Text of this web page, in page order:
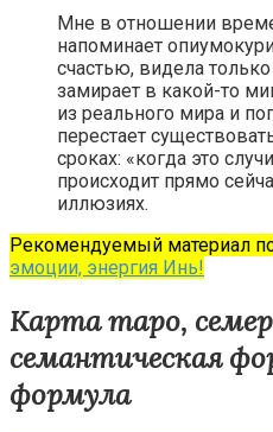
Мне в отношении
напоминает
счастью, видела
замирает в какой-то
из реального мира и
перестает
сроках: «когда это
происходит прямо
иллюзиях.
Рекомендуемый материал
эмоции, энергия Инь!
Карта таро,
семантическая
формула